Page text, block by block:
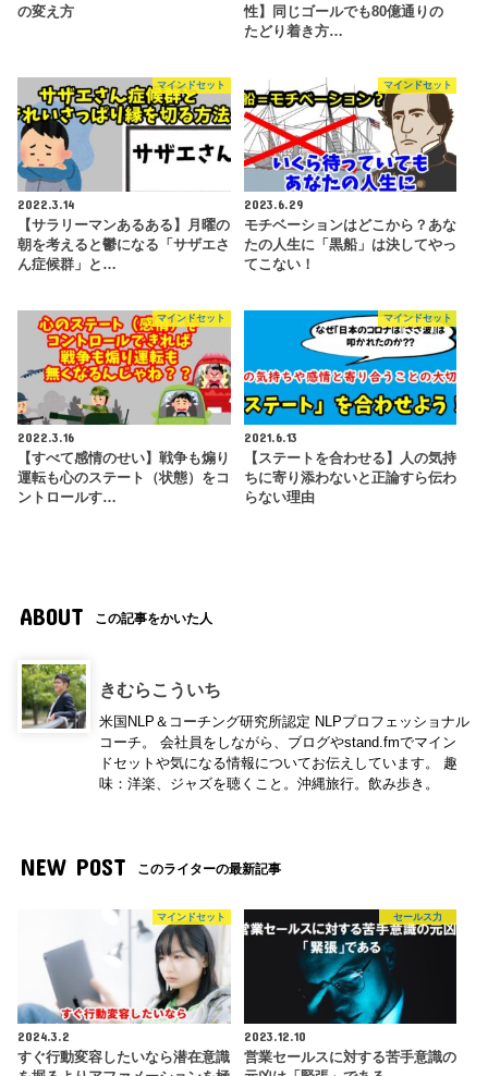
の変え方
性】同じゴールでも80億通りの
たどり着き方…
マインドセット
2022.3.14
【サラリーマンあるある】月曜の
朝を考えると鬱になる「サザエさ
ん症候群」と…
マインドセット
2023.6.29
モチベーションはどこから？あな
たの人生に「黒船」は決してやっ
てこない！
マインドセット
2022.3.16
【すべて感情のせい】戦争も煽り
運転も心のステート（状態）をコ
ントロールす…
マインドセット
2021.6.13
【ステートを合わせる】人の気持
ちに寄り添わないと正論すら伝わ
らない理由
ABOUT この記事をかいた人
きむらこういち
米国NLP＆コーチング研究所認定 NLPプロフェッショナル
コーチ。 会社員をしながら、ブログやstand.fmでマイン
ドセットや気になる情報についてお伝えしています。 趣
味：洋楽、ジャズを聴くこと。沖縄旅行。飲み歩き。
NEW POST このライターの最新記事
マインドセット
2024.3.2
すぐ行動変容したいなら潜在意識
セールス力
2023.12.10
営業セールスに対する苦手意識の